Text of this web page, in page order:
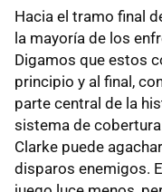
Hacia el tramo final
la mayoría de los
Digamos que estos
principio y al final,
parte central de la
sistema de
Clarke puede
disparos enemigos.